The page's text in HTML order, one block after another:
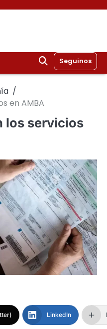
Seguinos
en AMBA
los servicios
LinkedIn